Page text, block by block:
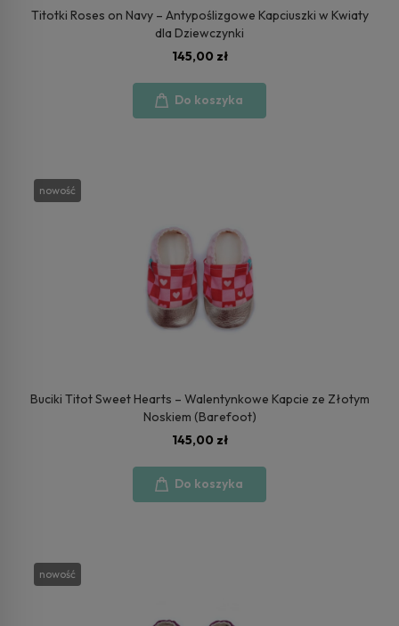
Titotki Roses on Navy – Antypoślizgowe Kapciuszki w Kwiaty
dla Dziewczynki
145,00 zł
Do koszyka
Buciki Titot Sweet Hearts – Walentynkowe Kapcie ze Złotym
Noskiem (Barefoot)
145,00 zł
Do koszyka
nowość
nowość